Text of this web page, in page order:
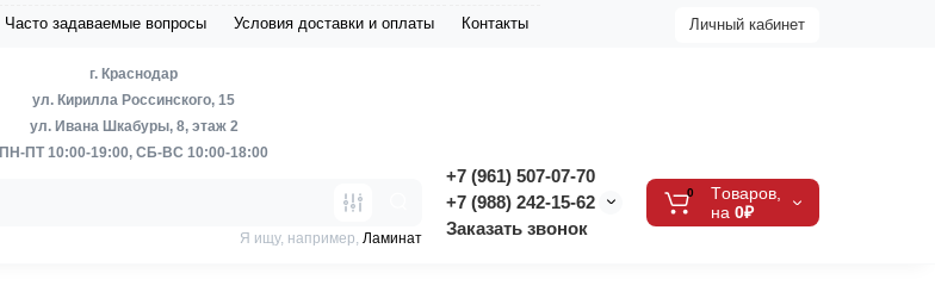
Часто задаваемые вопросы Условия доставки и оплаты Контакты Личный кабинет
г. Краснодар
ул. Кирилла Россинского, 15
ул. Ивана Шкабуры, 8, этаж 2
ПН-ПТ 10:00-19:00, СБ-ВС 10:00-18:00
+7 (961) 507-07-70
+7 (988) 242-15-62
Заказать звонок
Я ищу, например, Ламинат
0
Tоваров,
на 0₽